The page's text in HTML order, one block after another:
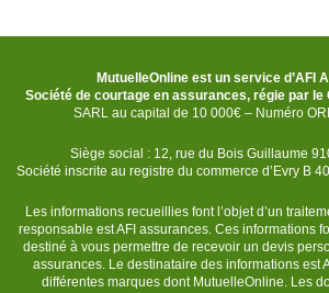
MutuelleOnline est un service d’AFI
Société de courtage en assurances, régie par
SARL au capital de 10 000€ – Numéro
Siège social : 12, rue du Bois Guillaume
Société inscrite au registre du commerce d’Evry B
Les informations recueillies font l’objet d’un
responsable est AFI assurances. Ces informations
destiné à vous permettre de recevoir un devis
assurances. Le destinataire des informations est
différentes marques dont MutuelleOnline. Les